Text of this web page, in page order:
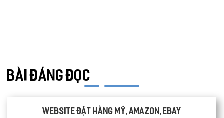
BÀI ĐÁNG ĐỌC
Website đặt hàng Mỹ, Amazon, Ebay